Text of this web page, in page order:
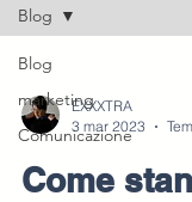
Blog
marketing
Comunicazione
Blog
EXXXTRA
3 mar 2023
Come